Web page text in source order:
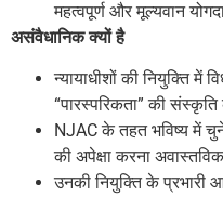
महत्वपूर्ण और मूल्यवान
असंवैधानिक क्यों है
न्यायाधीशों की नियुक्ति में
“पारस्परिकता” की संस्कृति
NJAC के तहत भविष्य में चुने
की अपेक्षा करना
उनकी नियुक्ति के प्रभारी